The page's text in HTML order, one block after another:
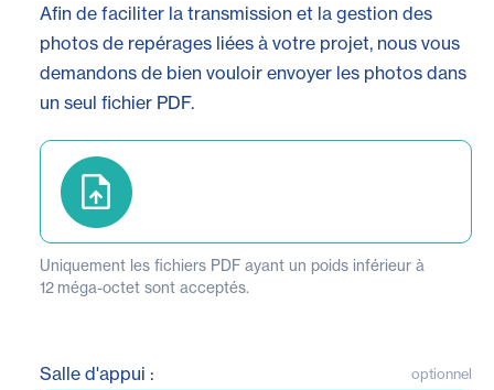
Afin de faciliter la transmission et la gestion des
photos de repérages liées à votre projet, nous vous
demandons de bien vouloir envoyer les photos dans
un seul fichier PDF.
Uniquement les fichiers PDF ayant un poids inférieur à
12 méga-octet sont acceptés.
Salle d'appui : optionnel